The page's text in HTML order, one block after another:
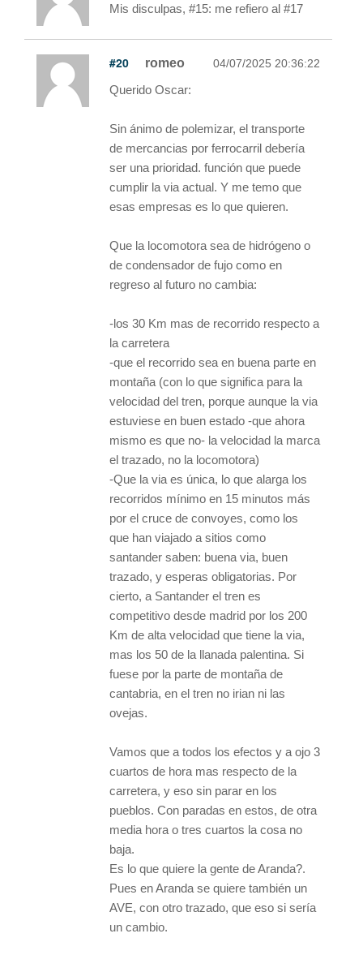
Mis disculpas, #15: me refiero al #17
#20 romeo 04/07/2025 20:36:22
Querido Oscar:
Sin ánimo de polemizar, el transporte
de mercancias por ferrocarril debería
ser una prioridad. función que puede
cumplir la via actual. Y me temo que
esas empresas es lo que quieren.
Que la locomotora sea de hidrógeno o
de condensador de fujo como en
regreso al futuro no cambia:
-los 30 Km mas de recorrido respecto a
la carretera
-que el recorrido sea en buena parte en
montaña (con lo que significa para la
velocidad del tren, porque aunque la via
estuviese en buen estado -que ahora
mismo es que no- la velocidad la marca
el trazado, no la locomotora)
-Que la via es única, lo que alarga los
recorridos mínimo en 15 minutos más
por el cruce de convoyes, como los
que han viajado a sitios como
santander saben: buena via, buen
trazado, y esperas obligatorias. Por
cierto, a Santander el tren es
competitivo desde madrid por los 200
Km de alta velocidad que tiene la via,
mas los 50 de la llanada palentina. Si
fuese por la parte de montaña de
cantabria, en el tren no irian ni las
ovejas.
Vamos que a todos los efectos y a ojo 3
cuartos de hora mas respecto de la
carretera, y eso sin parar en los
pueblos. Con paradas en estos, de otra
media hora o tres cuartos la cosa no
baja.
Es lo que quiere la gente de Aranda?.
Pues en Aranda se quiere también un
AVE, con otro trazado, que eso si sería
un cambio.